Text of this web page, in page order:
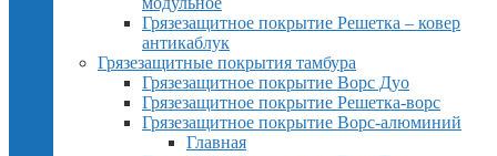
Грязезащитное покрытие Решетка – ковер
антикаблук
Грязезащитные покрытия тамбура
Грязезащитное покрытие Ворс Дуо
Грязезащитное покрытие Решетка-ворс
Грязезащитное покрытие Ворс-алюминий
Главная